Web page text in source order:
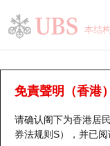
本结
免責聲明（香港）
请确认阁下为香港居
券法规则S），并已
牛熊证分析仪
表现 街货统计 比
瑞银认股证一览
新发行瑞银认股证
街货统计
比较
牛熊全景快搜
牛熊证搜寻
街货统计
比较
十大升幅/跌幅
十大认股证成交分布
正股分析仪
二十大活跃股份
持股比重
显示所有持股比重
每月轮证大市专题
轮证专栏